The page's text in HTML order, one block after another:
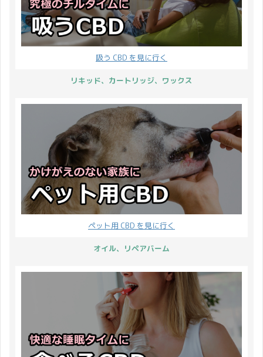
吸う CBD を見に行く
リキッド、カートリッジ、ワックス
ペット用 CBD を見に行く
オイル、リペアバーム